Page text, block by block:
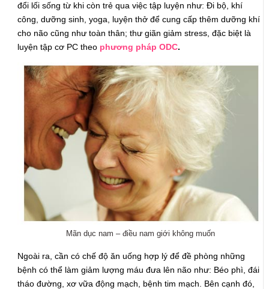
đổi lối sống từ khi còn trẻ qua việc tập luyện như: Đi bộ, khí
công, dưỡng sinh, yoga, luyện thở để cung cấp thêm dưỡng khí
cho não cũng như toàn thân; thư giãn giảm stress, đặc biệt là
luyện tập cơ PC theo phương pháp ODC.
Mãn dục nam – điều nam giới không muốn
Ngoài ra, cần có chế độ ăn uống hợp lý để đề phòng những
bệnh có thể làm giảm lượng máu đưa lên não như: Béo phì, đái
tháo đường, xơ vữa động mạch, bệnh tim mạch. Bên cạnh đó,